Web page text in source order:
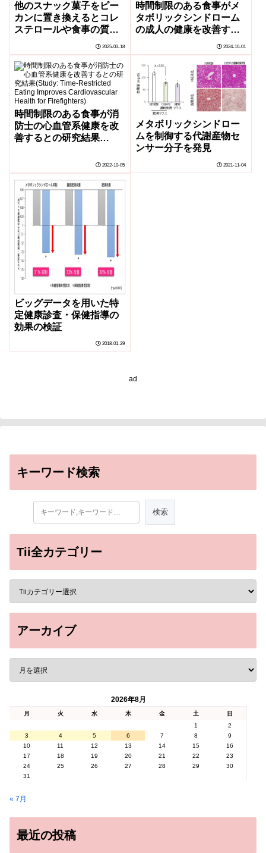
他のスナック菓子をピー
カンに置き換えるとコレ
ステロールや食事の質が
(Replacing other snacks
with pecans may
improve cholesterol, diet
quality)
2025-03-18
時間制限のある食事がメ
タボリックシンドローム
の成人の健康を改善する
Restricted Eating May
Improve Health of
Adults with Metabolic
Syndrome)
2024-10-01
時間制限のある食事が消
防士の心血管系健康を改
善するとの研究結果
Cardiovascular Health
for Firefighters)
2022-10-05
メタボリックシンドロー
ムを制御する代謝産物セ
ンサー分子を発見
2021-11-04
ビッグデータを用いた特
定健康診査・保健指導の
効果の検証
2018-01-29
ad
キーワード検索
Tii全カテゴリー
アーカイブ
2026年8月
月 火 水 木 金 土
日
1
2
3
4 5 6 7 8
9
10
11 12 13 14 15
16
17
18 19 20 21 22
23
24
25 26 27 28 29
30
31
« 7月
最近の投稿